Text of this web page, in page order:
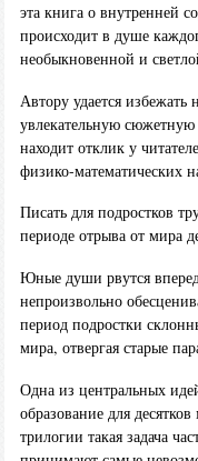
эта книга о внутренней
происходит в душе
необыкновенной и
Автору удается избежать
увлекательную
находит отклик у
физико-математических
Писать для подростков
периоде отрыва от мира
Юные души рвутся
непроизвольно
период подростки
мира, отвергая старые
Одна из центральных
образование для
трилогии такая задача